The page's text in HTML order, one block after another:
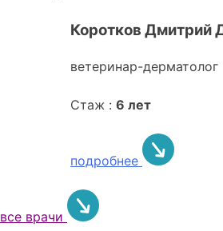
Коротков Дмитрий
ветеринар-дерматолог
Стаж : 6 лет
подробнее
все врачи